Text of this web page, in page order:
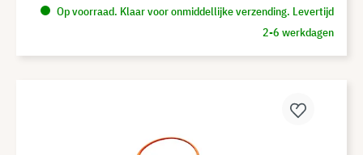
Op voorraad. Klaar voor onmiddellijke verzending. Levertijd
2-6 werkdagen